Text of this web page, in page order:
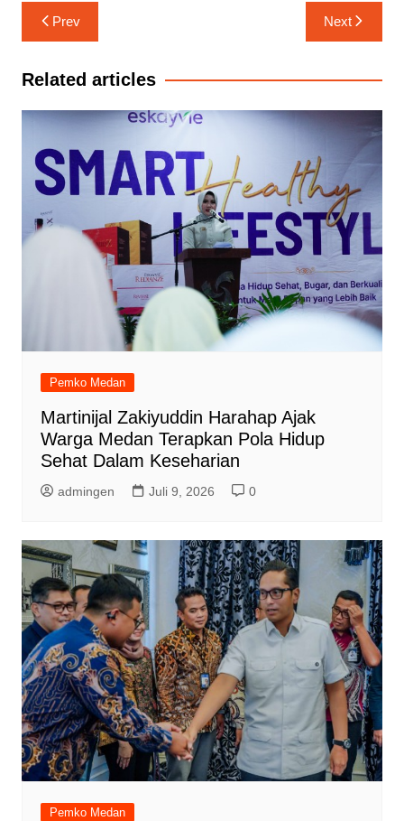
Navigasi
pos
Prev Next
Related articles
Pemko Medan
Martinijal Zakiyuddin Harahap Ajak
Warga Medan Terapkan Pola Hidup
Sehat Dalam Keseharian
admingen Juli 9, 2026 0
Pemko Medan